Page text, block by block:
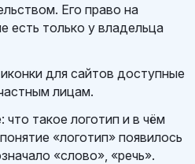
Его право на
есть только у владельца
для сайтов доступные
лицам.
такое логотип и в чём
«логотип» появилось
«слово», «речь».